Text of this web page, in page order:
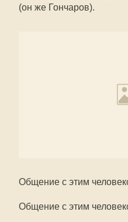
(он же Гончаров).
Общение с этим
Общение с этим